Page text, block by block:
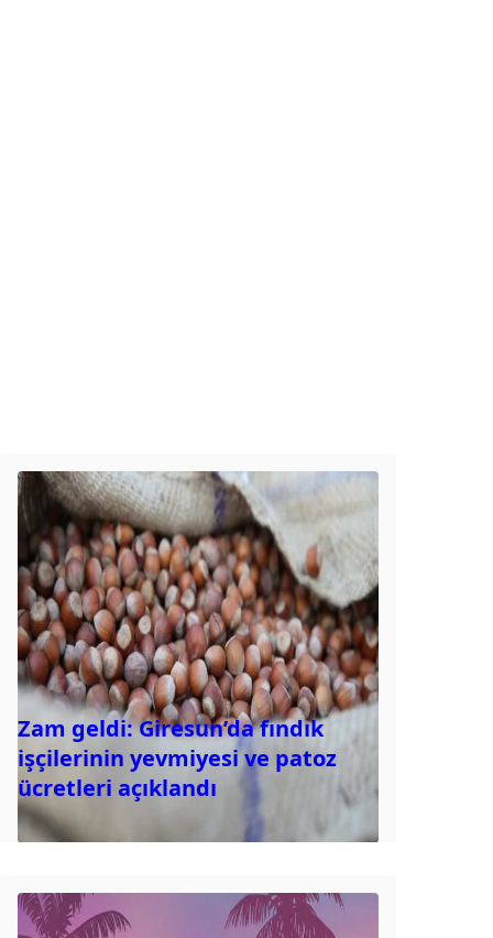
Zam geldi: Giresun’da fındık
işçilerinin yevmiyesi ve patoz
ücretleri açıklandı